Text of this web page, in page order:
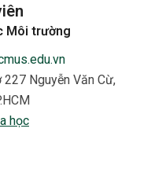
Môi trường
227 Nguyễn Văn Cừ,
học